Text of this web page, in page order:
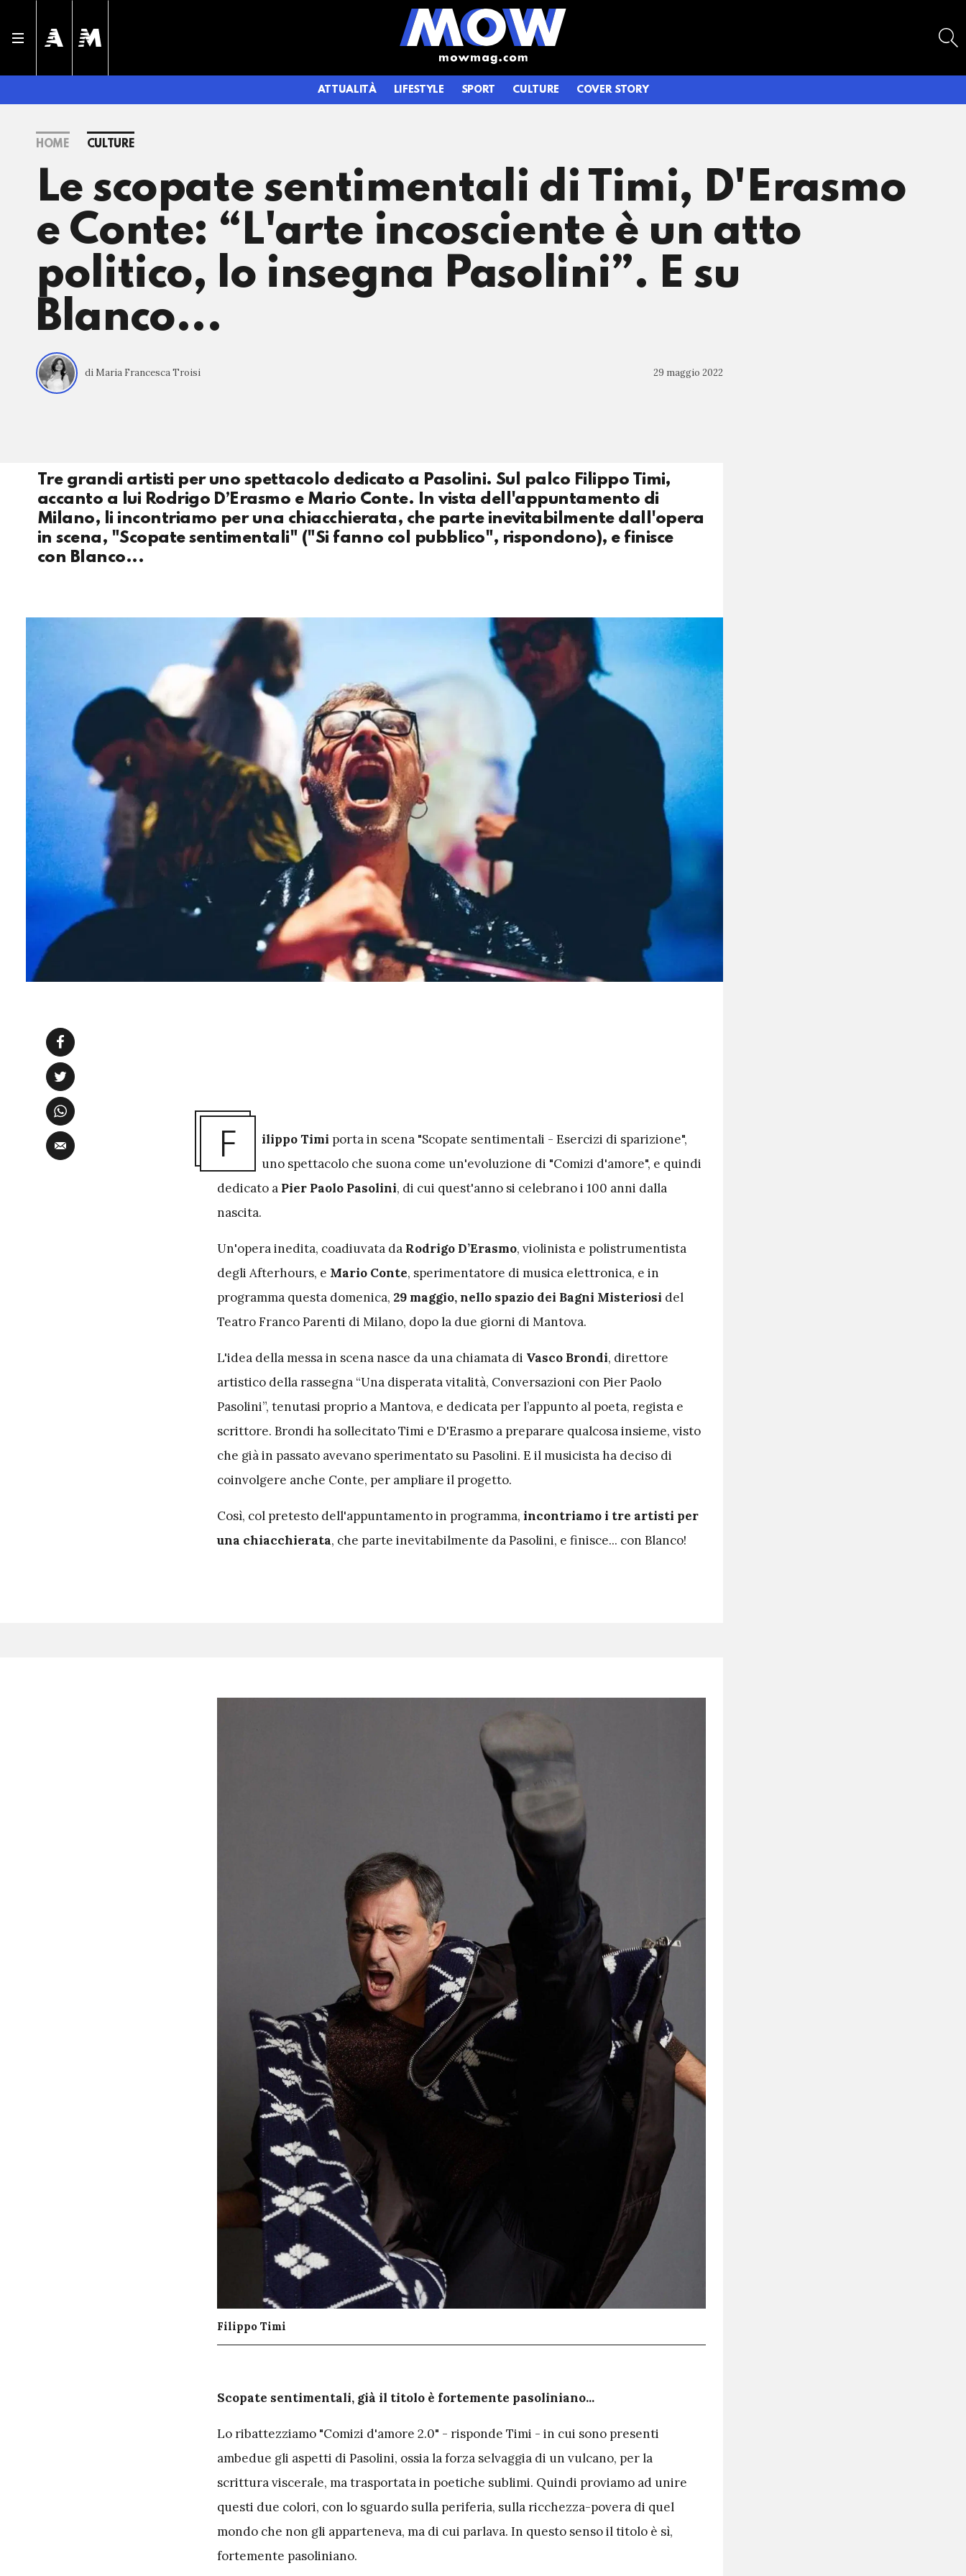
ATTUALITÀ LIFESTYLE SPORT CULTURE COVER STORY
HOME CULTURE
Le scopate sentimentali di Timi, D'Erasmo
e Conte: “L'arte incosciente è un atto
politico, lo insegna Pasolini”. E su
Blanco...
di Maria Francesca Troisi 29 maggio 2022
Tre grandi artisti per uno spettacolo dedicato a Pasolini. Sul palco Filippo Timi,
accanto a lui Rodrigo D’Erasmo e Mario Conte. In vista dell'appuntamento di
Milano, li incontriamo per una chiacchierata, che parte inevitabilmente dall'opera
in scena, "Scopate sentimentali" ("Si fanno col pubblico", rispondono), e finisce
con Blanco...
F ilippo Timi porta in scena "Scopate sentimentali - Esercizi di sparizione",
uno spettacolo che suona come un'evoluzione di "Comizi d'amore", e quindi
dedicato a Pier Paolo Pasolini, di cui quest'anno si celebrano i 100 anni dalla
nascita.
Un'opera inedita, coadiuvata da Rodrigo D’Erasmo, violinista e polistrumentista
degli Afterhours, e Mario Conte, sperimentatore di musica elettronica, e in
programma questa domenica, 29 maggio, nello spazio dei Bagni Misteriosi del
Teatro Franco Parenti di Milano, dopo la due giorni di Mantova.
L'idea della messa in scena nasce da una chiamata di Vasco Brondi, direttore
artistico della rassegna “Una disperata vitalità, Conversazioni con Pier Paolo
Pasolini”, tenutasi proprio a Mantova, e dedicata per l’appunto al poeta, regista e
scrittore. Brondi ha sollecitato Timi e D'Erasmo a preparare qualcosa insieme, visto
che già in passato avevano sperimentato su Pasolini. E il musicista ha deciso di
coinvolgere anche Conte, per ampliare il progetto.
Così, col pretesto dell'appuntamento in programma, incontriamo i tre artisti per
una chiacchierata, che parte inevitabilmente da Pasolini, e finisce... con Blanco!
Filippo Timi
Scopate sentimentali, già il titolo è fortemente pasoliniano...
Lo ribattezziamo "Comizi d'amore 2.0" - risponde Timi - in cui sono presenti
ambedue gli aspetti di Pasolini, ossia la forza selvaggia di un vulcano, per la
scrittura viscerale, ma trasportata in poetiche sublimi. Quindi proviamo ad unire
questi due colori, con lo sguardo sulla periferia, sulla ricchezza-povera di quel
mondo che non gli apparteneva, ma di cui parlava. In questo senso il titolo è sì,
fortemente pasoliniano.